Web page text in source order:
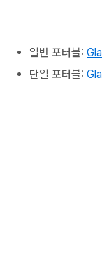
일반 포터블:
단일 포터블: